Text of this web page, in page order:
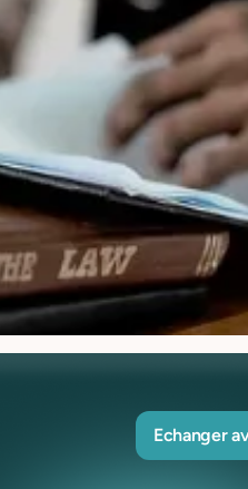
Echanger